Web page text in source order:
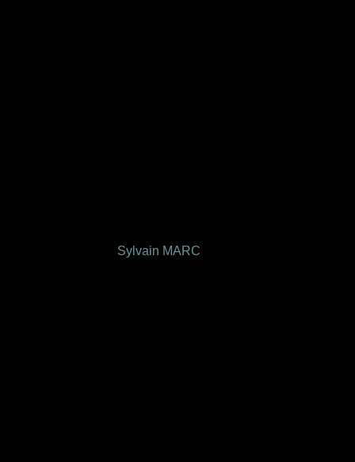
Sylvain MARC